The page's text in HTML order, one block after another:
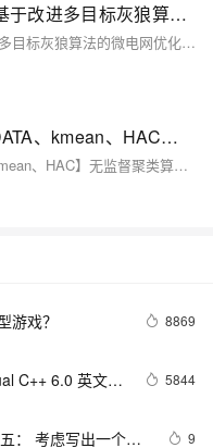
【微电网调度】考虑需求响应的基于改进多目标灰狼算法的微电网优化调度研究（Matlab代码实现）
【微电网调度】考虑需求响应的基于改进多目标灰狼算法的微电网优化调度研究（Matlab代码实现）
【风场景生成与削减】【m-ISODATA、kmean、HAC】无监督聚类算法，用于捕获电力系统中风场景生成与削减研究（Matlab代码实现）
【风场景生成与削减】【m-ISODATA、kmean、HAC】无监督聚类算法，用于捕获电力系统中风场景生成与削减研究（Matlab代码实现）
游戏？ 8869
C++ 6.0 英文企
5844
： 考虑写出一个不
9